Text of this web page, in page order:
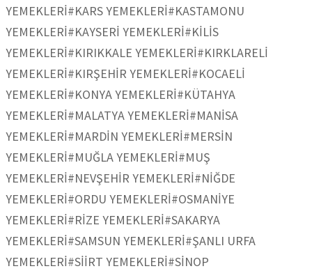
YEMEKLERİ#KARS YEMEKLERİ#KASTAMONU
YEMEKLERİ#KAYSERİ YEMEKLERİ#KİLİS
YEMEKLERİ#KIRIKKALE YEMEKLERİ#KIRKLARELİ
YEMEKLERİ#KIRŞEHİR YEMEKLERİ#KOCAELİ
YEMEKLERİ#KONYA YEMEKLERİ#KÜTAHYA
YEMEKLERİ#MALATYA YEMEKLERİ#MANİSA
YEMEKLERİ#MARDİN YEMEKLERİ#MERSİN
YEMEKLERİ#MUĞLA YEMEKLERİ#MUŞ
YEMEKLERİ#NEVŞEHİR YEMEKLERİ#NİĞDE
YEMEKLERİ#ORDU YEMEKLERİ#OSMANİYE
YEMEKLERİ#RİZE YEMEKLERİ#SAKARYA
YEMEKLERİ#SAMSUN YEMEKLERİ#ŞANLI URFA
YEMEKLERİ#SİİRT YEMEKLERİ#SİNOP